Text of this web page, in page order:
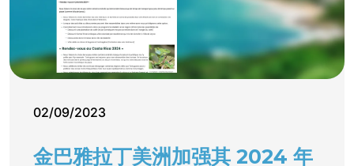
02/09/2023
金巴雅拉丁美洲加强其 2024 年